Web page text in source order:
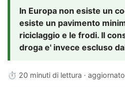
In Europa non esiste un
esiste un pavimento
riciclaggio e le frodi. Il
droga e' invece escluso
⏱ 20 minuti di lettura ·